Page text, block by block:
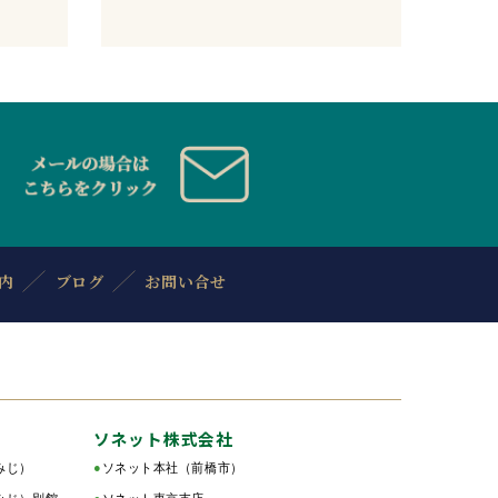
ブログ お問い合せ
）
ソネット株式会社
● ソネット本社（前橋市）